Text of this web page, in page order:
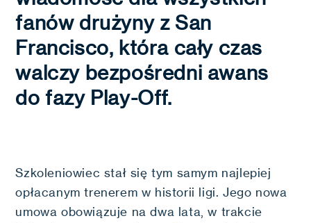
fanów drużyny z San
Francisco, która cały czas
walczy bezpośredni awans
do fazy Play-Off.
Szkoleniowiec stał się tym samym najlepiej
opłacanym trenerem w historii ligi. Jego nowa
umowa obowiązuje na dwa lata, w trakcie